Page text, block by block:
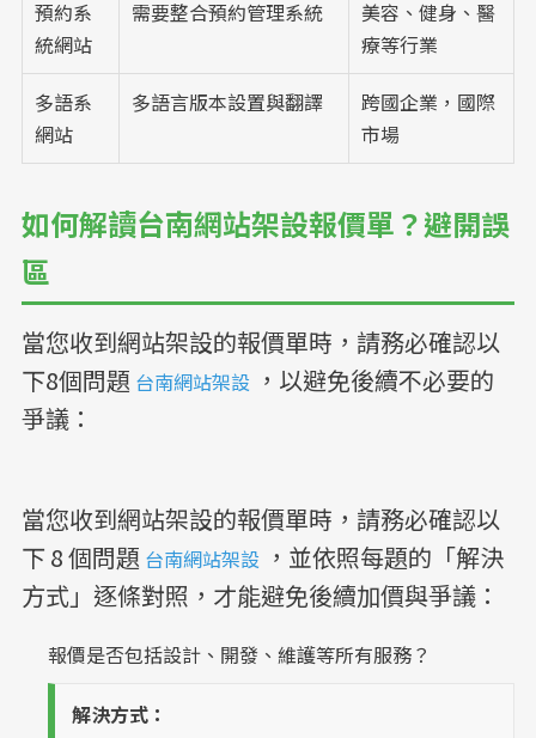
預約系
統網站
需要整合預約管理系統
美容、健身、醫
療等行業
多語系
網站
多語言版本設置與翻譯
跨國企業，國際
市場
如何解讀台南網站架設報價單？避開誤
區
當您收到網站架設的報價單時，請務必確認以
下8個問題 台南網站架設 ，以避免後續不必要的
爭議：
當您收到網站架設的報價單時，請務必確認以
下 8 個問題 台南網站架設 ，並依照每題的「解決
方式」逐條對照，才能避免後續加價與爭議：
報價是否包括設計、開發、維護等所有服務？
解決方式：